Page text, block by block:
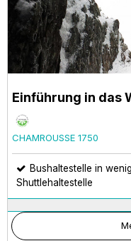
Einführung in das
CHAMROUSSE 1750
Bushaltestelle in
Shuttlehaltestelle